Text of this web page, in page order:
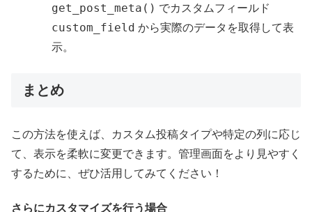
get_post_meta() でカスタムフィールド
custom_field から実際のデータを取得して表
示。
まとめ
この方法を使えば、カスタム投稿タイプや特定の列に応じ
て、表示を柔軟に変更できます。管理画面をより見やすく
するために、ぜひ活用してみてください！
さらにカスタマイズを行う場合